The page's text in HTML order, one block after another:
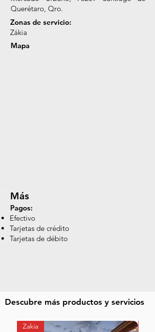
Querétaro, Qro.
Zonas de servicio:
Zákia
Mapa
Más
Pagos:
Efectivo
Tarjetas de crédito
Tarjetas de débito
Descubre más productos y servicios
Zakia